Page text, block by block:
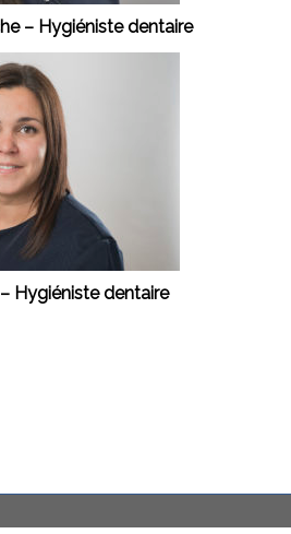
– Hygiéniste dentaire
Hygiéniste dentaire